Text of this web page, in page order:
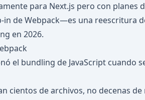
para Next.js pero con planes
in de Webpack—es una reescritura
en 2026.
el bundling de JavaScript cuando
cientos de archivos, no decenas de